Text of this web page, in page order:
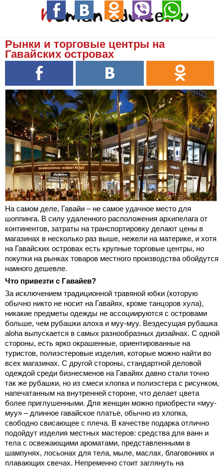
Рынки и торговые центры на
Гавайских островах
На самом деле, Гавайи – не самое удачное место для
шоппинга. В силу удаленного расположения архипелага от
континентов, затраты на транспортировку делают цены в
магазинах в несколько раз выше, нежели на материке, и хотя
на Гавайских островах есть крупные торговые центры, но
покупки на рынках товаров местного производства обойдутся
намного дешевле.
Что привезти с Гавайев?
За исключением традиционной травяной юбки (которую
обычно никто не носит на Гавайях, кроме танцоров хула),
никакие предметы одежды не ассоциируются с островами
больше, чем рубашки алоха и муу-муу. Вездесущая рубашка
aloha выпускается в самых разнообразных дизайнах. С одной
стороны, есть ярко окрашенные, ориентированные на
туристов, полиэстеровые изделия, которые можно найти во
всех магазинах. С другой стороны, стандартной деловой
одеждой среди бизнесменов на Гавайях давно стали точно
так же рубашки, но из смеси хлопка и полиэстера с рисунком,
напечатанным на внутренней стороне, что делает цвета
более приглушенными. Для женщин можно приобрести «муу-
муу» – длинное гавайское платье, обычно из хлопка,
свободно свисающее с плеча. В качестве подарка отлично
подойдут изделия местных мастеров: средства для ванн и
тела с освежающими ароматами, представленными в
шампунях, лосьонах для тела, мыле, маслах, благовониях и
плавающих свечах. Непременно стоит заглянуть на